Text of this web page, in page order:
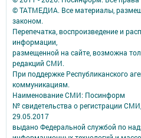
© ТАТМЕДИА. Все материалы,
законом.
Перепечатка, воспроизведение и
информации,
размещенной на сайте, возможна
редакций СМИ.
При поддержке Республиканского
коммуникациям.
Наименование СМИ: Посинформ
№ свидетельства о регистрации
29.05.2017
выдано Федеральной службой по